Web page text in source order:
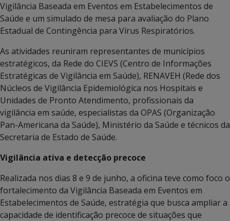
Vigilância Baseada em Eventos em Estabelecimentos de
Saúde e um simulado de mesa para avaliação do Plano
Estadual de Contingência para Vírus Respiratórios.
As atividades reuniram representantes de municípios
estratégicos, da Rede do CIEVS (Centro de Informações
Estratégicas de Vigilância em Saúde), RENAVEH (Rede dos
Núcleos de Vigilância Epidemiológica nos Hospitais e
Unidades de Pronto Atendimento, profissionais da
vigilância em saúde, especialistas da OPAS (Organização
Pan-Americana da Saúde), Ministério da Saúde e técnicos da
Secretaria de Estado de Saúde.
Vigilância ativa e detecção precoce
Realizada nos dias 8 e 9 de junho, a oficina teve como foco o
fortalecimento da Vigilância Baseada em Eventos em
Estabelecimentos de Saúde, estratégia que busca ampliar a
capacidade de identificação precoce de situações que